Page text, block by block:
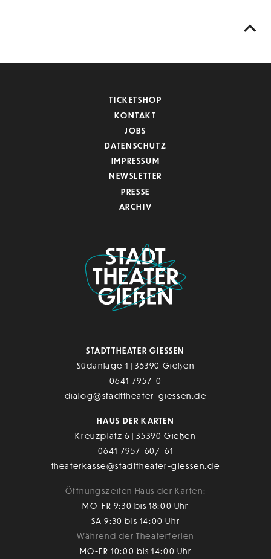
TICKETSHOP
KONTAKT
JOBS
DATENSCHUTZ
IMPRESSUM
NEWSLETTER
PRESSE
ARCHIV
STADTTHEATER GIESSEN
Südanlage 1 | 35390 Gießen
0641 7957-0
dialog@stadttheater-giessen.de
HAUS DER KARTEN
Kreuzplatz 6 | 35390 Gießen
0641 7957-60/-61
theaterkasse@stadttheater-giessen.de
Öffnungszeiten Haus der Karten:
MO-FR 9:30 bis 18:00 Uhr
SA 9:30 bis 14:00 Uhr
Während der Theaterferien
MO-FR 10:00 bis 14:00 Uhr